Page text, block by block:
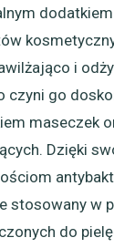
i
czyni go
maseczek
Dzięki
stosowany w
do